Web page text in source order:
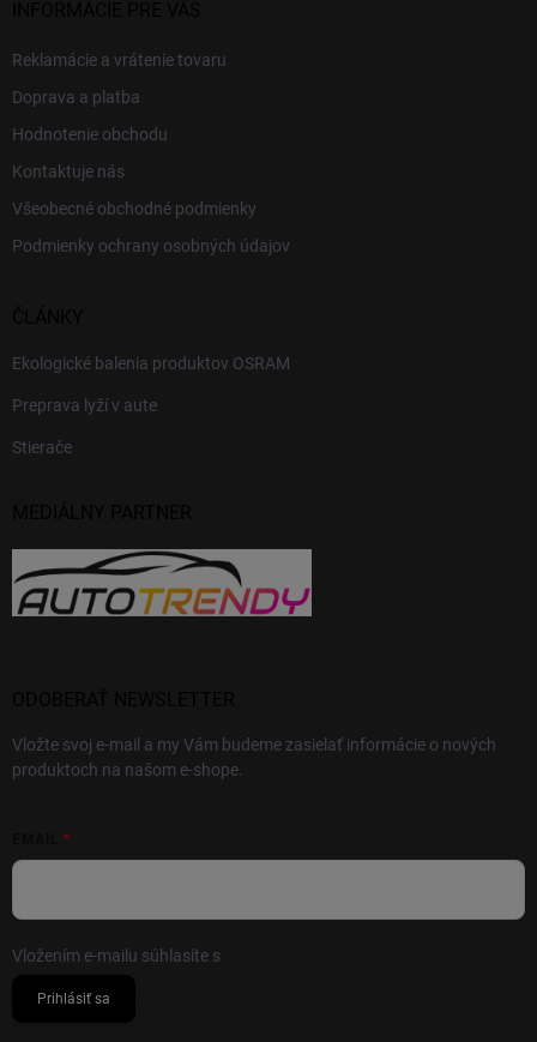
Reklamácie a vrátenie tovaru
Doprava a platba
Hodnotenie obchodu
Kontaktuje nás
Všeobecné obchodné podmienky
Podmienky ochrany osobných údajov
Ekologické balenia produktov OSRAM
Preprava lyží v aute
Stierače
Vložte svoj e-mail a my Vám budeme zasielať informácie o nových
produktoch na našom e-shope.
Vložením e-mailu súhlasíte s
Prihlásiť sa